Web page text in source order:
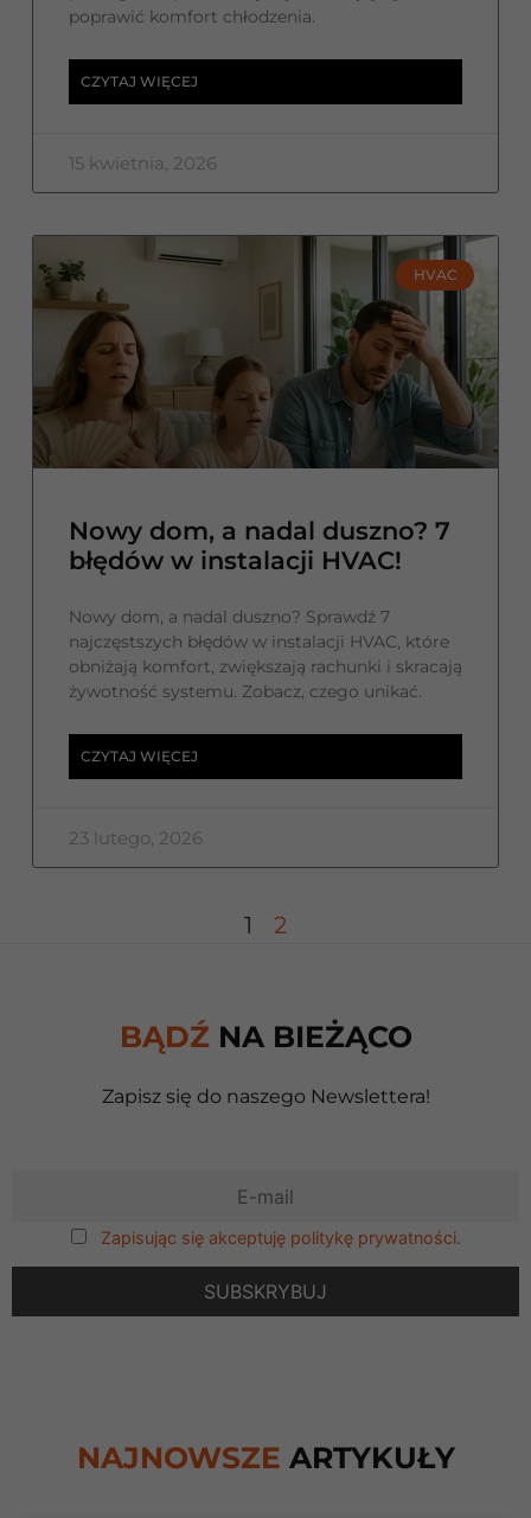
poprawić komfort chłodzenia.
CZYTAJ WIĘCEJ
15 kwietnia, 2026
HVAC
Nowy dom, a nadal duszno? 7
błędów w instalacji HVAC!
Nowy dom, a nadal duszno? Sprawdź 7
najczęstszych błędów w instalacji HVAC, które
obniżają komfort, zwiększają rachunki i skracają
żywotność systemu. Zobacz, czego unikać.
CZYTAJ WIĘCEJ
23 lutego, 2026
1 2
BĄDŹ NA BIEŻĄCO
Zapisz się do naszego Newslettera!
Zapisując się akceptuję politykę prywatności.
NAJNOWSZE ARTYKUŁY